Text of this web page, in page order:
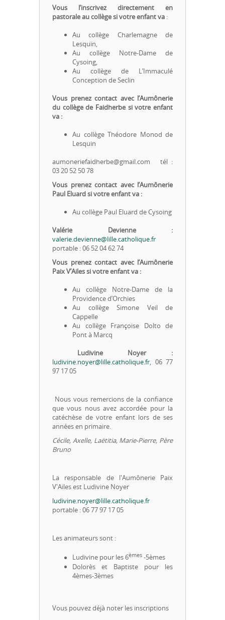
Vous l’inscrivez directement en
pastorale au collège si votre enfant va :
Au collège Charlemagne de
Lesquin,
Au collège Notre-Dame de
Cysoing,
Au collège de L’Immaculé
Conception de Seclin
Vous prenez contact avec l’Aumônerie
du collège de Faidherbe si votre enfant
va :
Au collège Théodore Monod de
Lesquin
aumoneriefaidherbe@gmail.com tél :
03 20 52 50 78
Vous prenez contact avec l’Aumônerie
Paul Eluard si votre enfant va :
Au collège Paul Eluard de Cysoing
Valérie Devienne :
valerie.devienne@lille.catholique.fr
portable : 06 52 04 62 74
Vous prenez contact avec l’Aumônerie
Paix V’Ailes si votre enfant va :
Au collège Notre-Dame de la
Providence d’Orchies
Au collège Simone Veil de
Cappelle
Au collège Françoise Dolto de
Pont à Marcq
Ludivine Noyer :
ludivine.noyer@lille.catholique.fr, 06 77
97 17 05
Nous vous remercions de la confiance
que vous nous avez accordée pour la
catéchèse de votre enfant lors de ses
années en primaire.
Cécile, Axelle, Laëtitia, Marie-Pierre, Père
Bruno
La responsable de l'Aumônerie Paix
V'Ailes est Ludivine Noyer
ludivine.noyer@lille.catholique.fr
portable : 06 77 97 17 05
Les animateurs sont :
Ludivine pour les 6èmes -5èmes
Dolorès et Baptiste pour les
4èmes-3èmes
Vous pouvez déjà noter les inscriptions